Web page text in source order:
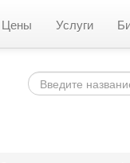
Цены Услуги